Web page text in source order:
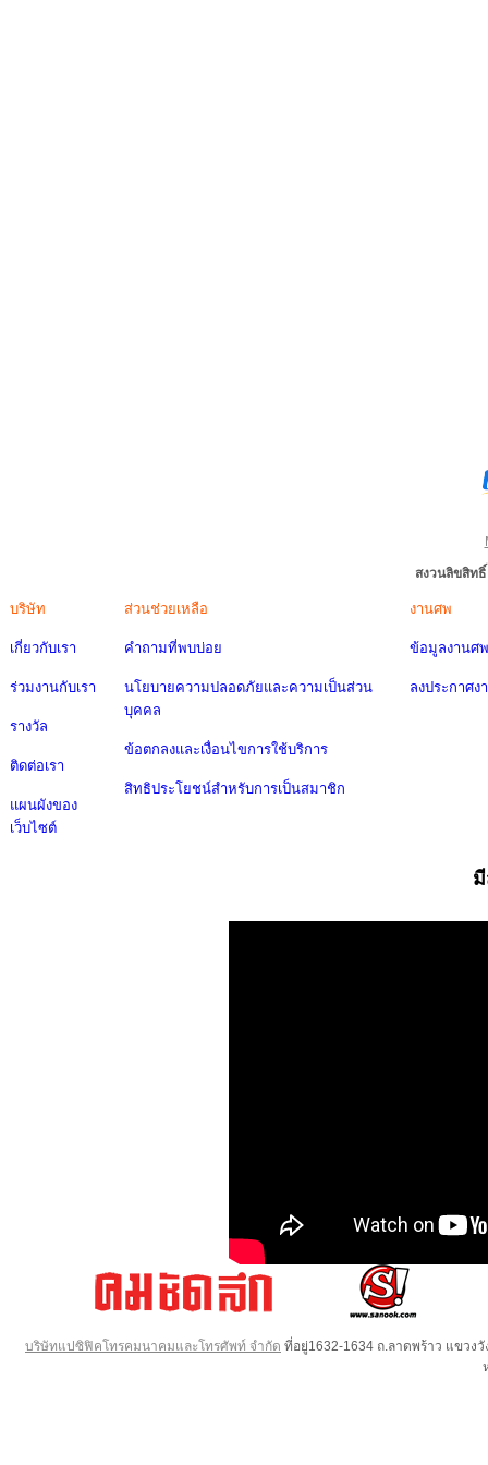
สงวนลิขสิท
บริษัท
เกี่ยวกับเรา
ร่วมงานกับเรา
รางวัล
ติดต่อเรา
แผนผังของ
เว็บไซต์
ส่วนช่วยเหลือ
คำถามที่พบบ่อย
นโยบายความปลอดภัยและความเป็นส่วน
บุคคล
ข้อตกลงและเงื่อนไขการใช้บริการ
สิทธิประโยชน์สำหรับการเป็นสมาชิก
งานศพ
ข้อมูลงานศพ
ลงประกาศง
บริษัทแปซิฟิคโทรคมนาคมและโทรศัพท์ จำกัด ที่อยู่1632-1634 ถ.ลาดพร้าว แขวง